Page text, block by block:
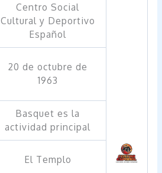
Centro Social
Cultural y Deportivo
Español
20 de octubre de
1963
Basquet es la
actividad principal
El Templo